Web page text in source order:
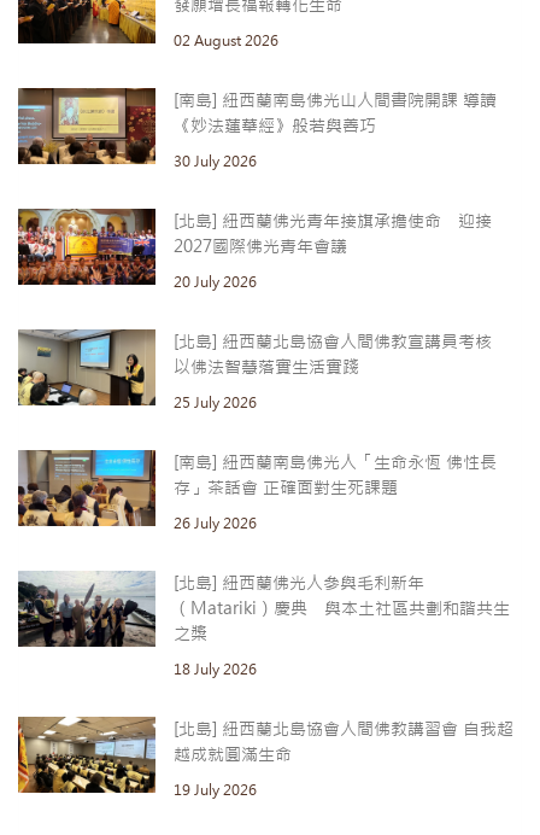
發願增長福報轉化生命
02 August 2026
[南島] 紐西蘭南島佛光山人間書院開課 導讀
《妙法蓮華經》般若與善巧
30 July 2026
[北島] 紐西蘭佛光青年接旗承擔使命 迎接
2027國際佛光青年會議
20 July 2026
[北島] 紐西蘭北島協會人間佛教宣講員考核
以佛法智慧落實生活實踐
25 July 2026
[南島] 紐西蘭南島佛光人「生命永恆 佛性長
存」茶話會 正確面對生死課題
26 July 2026
[北島] 紐西蘭佛光人參與毛利新年
（Matariki）慶典 與本土社區共劃和諧共生
之槳
18 July 2026
[北島] 紐西蘭北島協會人間佛教講習會 自我超
越成就圓滿生命
19 July 2026